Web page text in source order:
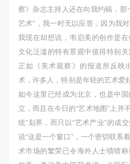
察》杂志主持人还在向我约稿，那
艺术”，我一时无以应答，因为我
我现在却想说，韦启美的创作是
文化泛滥的特有景观中值得特别关
正如《美术观察》的报道所反映
术，许多人，特别是年轻的艺术
如今这里已经成为北京，也是中
立，而且在今日的“艺术地图”上并
统”划界，而只以“艺术产业”的成
说“这是一个窗口”，一个密切联系
术市场的繁荣已令海外人士啧啧